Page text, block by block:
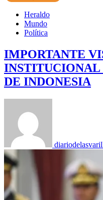
Heraldo
Mundo
Política
IMPORTANTE
DE INDONESIA